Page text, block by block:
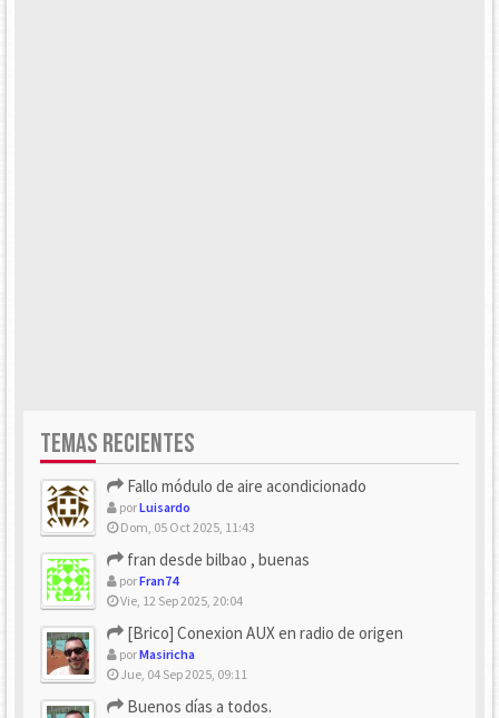
TEMAS RECIENTES
Fallo módulo de aire acondicionado
porLuisardo
Dom, 05 Oct 2025, 11:43
fran desde bilbao , buenas
porFran74
Vie, 12 Sep 2025, 20:04
[Brico] Conexion AUX en radio de origen
porMasiricha
Jue, 04 Sep 2025, 09:11
Buenos días a todos.